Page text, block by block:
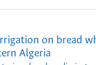
on bread
Algeria